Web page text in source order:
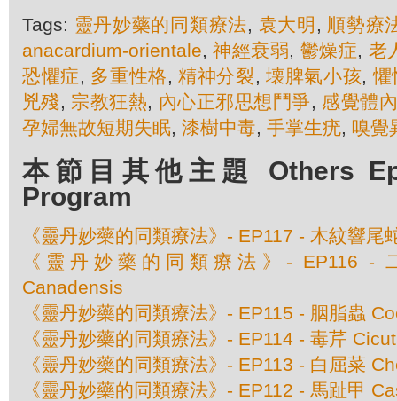
Tags: 靈丹妙藥的同類療法, 袁大明 , 順勢療
anacardium-orientale,神經衰弱, 鬱燥症, 老
恐懼症, 多重性格,精神分裂,壊脾氣小孩,懼
兇殘, 宗教狂熱, 內心正邪思想鬥爭, 感覺體
孕婦無故短期失眠, 漆樹中毒, 手掌生疣, 嗅覺
本節目其他主題 Others
Program
《靈丹妙藥的同類療法》- EP117 - 木紋響
《靈丹妙藥的同類療法》- EP116 -
Canadensis
《靈丹妙藥的同類療法》- EP115 - 胭脂蟲
《靈丹妙藥的同類療法》- EP114 - 毒芹
《靈丹妙藥的同類療法》- EP113 - 白屈菜
《靈丹妙藥的同類療法》- EP112 - 馬趾甲